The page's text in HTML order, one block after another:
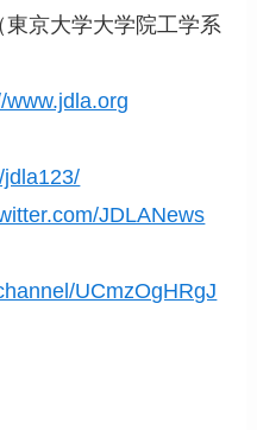
大学大学院工学系
www.jdla.org
JDLANews
UCmzOgHRgJ